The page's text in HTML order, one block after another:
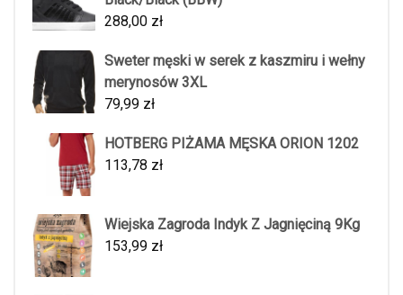
288,00 zł
Sweter męski w serek z kaszmiru i wełny
merynosów 3XL
79,99 zł
HOTBERG PIŻAMA MĘSKA ORION 1202
113,78 zł
Wiejska Zagroda Indyk Z Jagnięciną 9Kg
153,99 zł